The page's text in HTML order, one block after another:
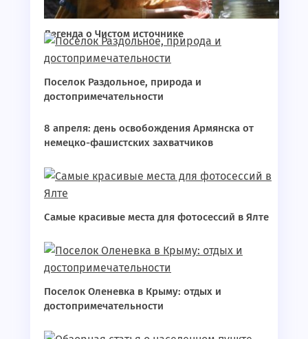
Легенда о Чистом источнике
Поселок Раздольное, природа и
достопримечательности
8 апреля: день освобождения Армянска от
немецко-фашистских захватчиков
Самые красивые места для фотосессий в Ялте
Поселок Оленевка в Крыму: отдых и
достопримечательности